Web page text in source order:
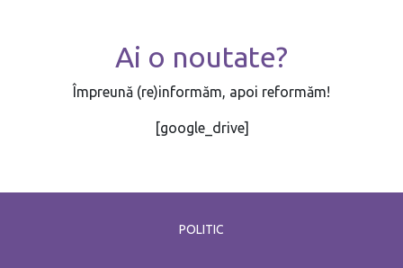
Ai o noutate?
Împreună (re)informăm, apoi reformăm!
[google_drive]
POLITIC